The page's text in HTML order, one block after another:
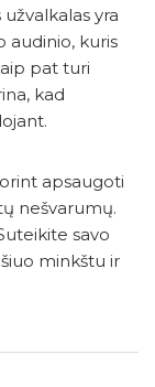
yra
audinio, kuris
pat turi
kad
apsaugoti
nešvarumų.
savo
minkštu ir